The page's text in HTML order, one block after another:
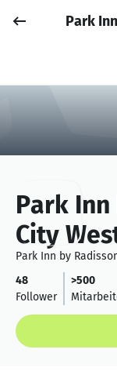
Park
Park
City
Park Inn by
48
Follower
>500